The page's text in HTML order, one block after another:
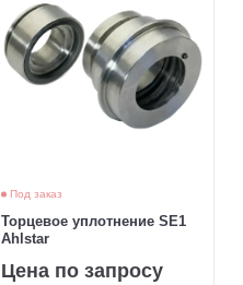
Под заказ
Торцевое уплотнение SE1
Ahlstar
Цена по запросу